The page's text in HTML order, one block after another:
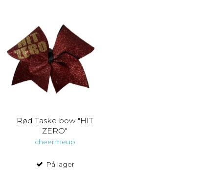
Rød Taske bow "HIT
ZERO"
cheermeup
På lager